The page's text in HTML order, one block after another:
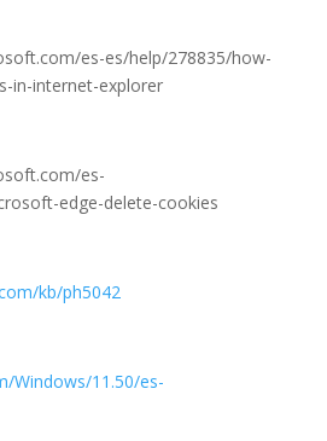
es-es/help/278835/how-
in-internet-explorer
es-
edge-delete-cookies
kb/ph5042
Windows/11.50/es-